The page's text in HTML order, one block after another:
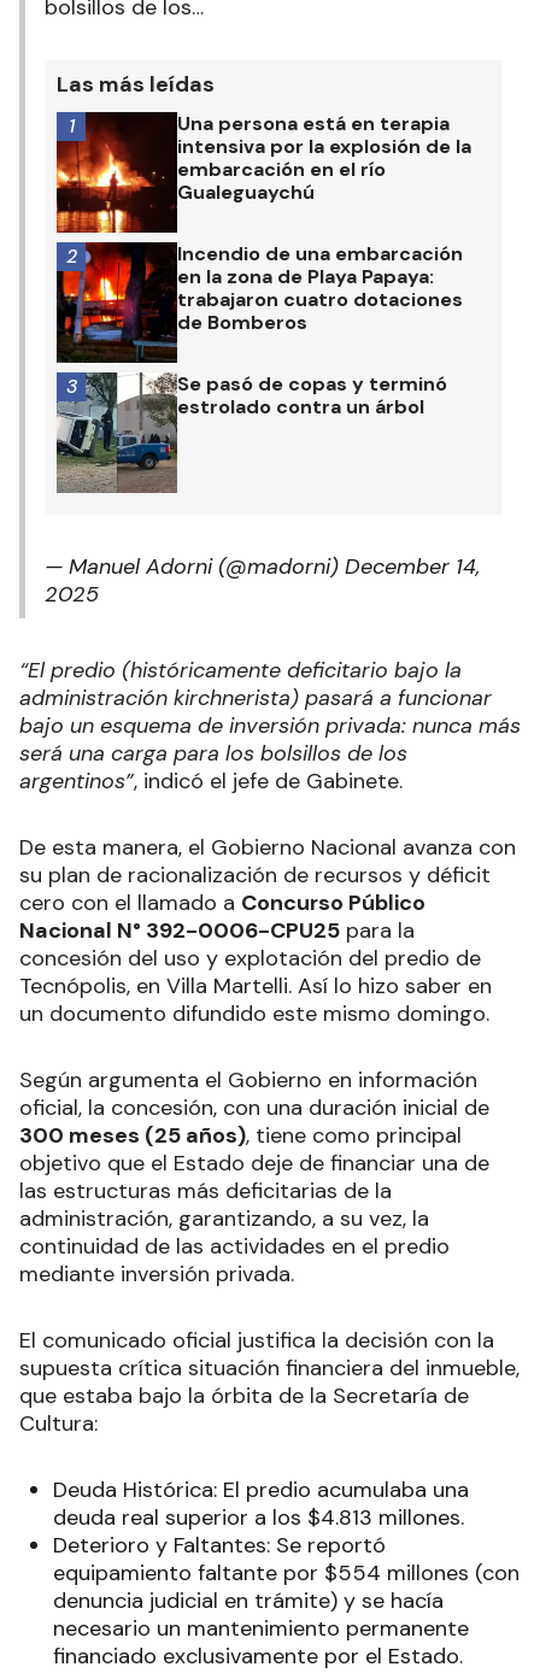
bolsillos de los…
Las más leídas
Una persona está en terapia
intensiva por la explosión de la
embarcación en el río
Gualeguaychú
1
Incendio de una embarcación
en la zona de Playa Papaya:
trabajaron cuatro dotaciones
de Bomberos
2
Se pasó de copas y terminó
estrolado contra un árbol
3
— Manuel Adorni (@madorni) December 14,
2025
“El predio (históricamente deficitario bajo la
administración kirchnerista) pasará a funcionar
bajo un esquema de inversión privada: nunca más
será una carga para los bolsillos de los
argentinos”, indicó el jefe de Gabinete.
De esta manera, el Gobierno Nacional avanza con
su plan de racionalización de recursos y déficit
cero con el llamado a Concurso Público
Nacional N° 392-0006-CPU25 para la
concesión del uso y explotación del predio de
Tecnópolis, en Villa Martelli. Así lo hizo saber en
un documento difundido este mismo domingo.
Según argumenta el Gobierno en información
oficial, la concesión, con una duración inicial de
300 meses (25 años), tiene como principal
objetivo que el Estado deje de financiar una de
las estructuras más deficitarias de la
administración, garantizando, a su vez, la
continuidad de las actividades en el predio
mediante inversión privada.
El comunicado oficial justifica la decisión con la
supuesta crítica situación financiera del inmueble,
que estaba bajo la órbita de la Secretaría de
Cultura:
Deuda Histórica: El predio acumulaba una
deuda real superior a los $4.813 millones.
Deterioro y Faltantes: Se reportó
equipamiento faltante por $554 millones (con
denuncia judicial en trámite) y se hacía
necesario un mantenimiento permanente
financiado exclusivamente por el Estado.